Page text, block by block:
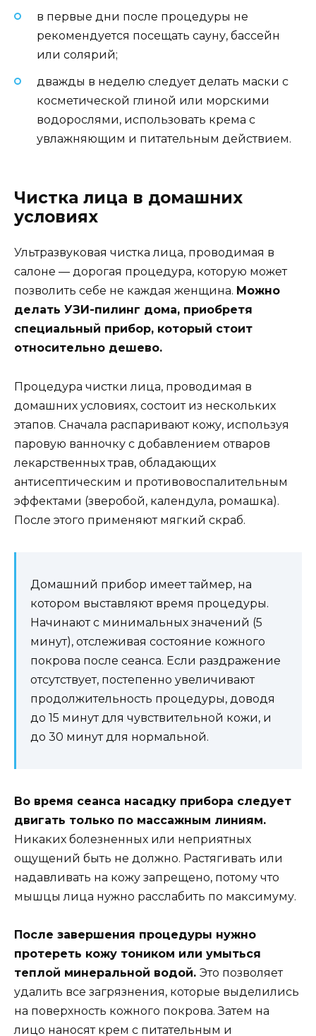
в первые дни после процедуры не
рекомендуется посещать сауну, бассейн
или солярий;
дважды в неделю следует делать маски с
косметической глиной или морскими
водорослями, использовать крема с
увлажняющим и питательным действием.
Чистка лица в домашних
условиях
Ультразвуковая чистка лица, проводимая в
салоне — дорогая процедура, которую может
позволить себе не каждая женщина. Можно
делать УЗИ-пилинг дома, приобретя
специальный прибор, который стоит
относительно дешево.
Процедура чистки лица, проводимая в
домашних условиях, состоит из нескольких
этапов. Сначала распаривают кожу, используя
паровую ванночку с добавлением отваров
лекарственных трав, обладающих
антисептическим и противовоспалительным
эффектами (зверобой, календула, ромашка).
После этого применяют мягкий скраб.
Домашний прибор имеет таймер, на
котором выставляют время процедуры.
Начинают с минимальных значений (5
минут), отслеживая состояние кожного
покрова после сеанса. Если раздражение
отсутствует, постепенно увеличивают
продолжительность процедуры, доводя
до 15 минут для чувствительной кожи, и
до 30 минут для нормальной.
Во время сеанса насадку прибора следует
двигать только по массажным линиям.
Никаких болезненных или неприятных
ощущений быть не должно. Растягивать или
надавливать на кожу запрещено, потому что
мышцы лица нужно расслабить по максимуму.
После завершения процедуры нужно
протереть кожу тоником или умыться
теплой минеральной водой. Это позволяет
удалить все загрязнения, которые выделились
на поверхность кожного покрова. Затем на
лицо наносят крем с питательным и